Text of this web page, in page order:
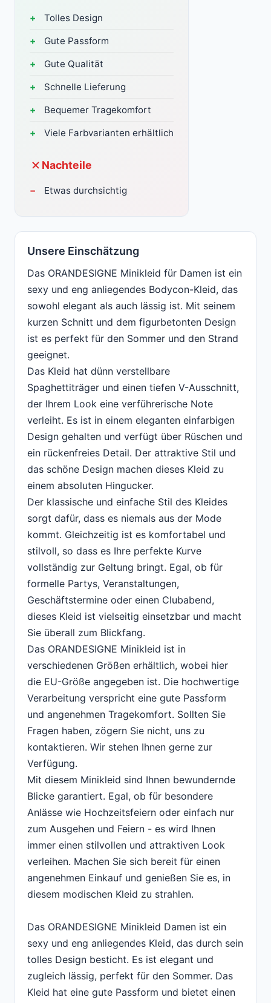
Tolles Design
Gute Passform
Gute Qualität
Schnelle Lieferung
Bequemer Tragekomfort
Viele Farbvarianten erhältlich
Nachteile
Etwas durchsichtig
Unsere Einschätzung
Das ORANDESIGNE Minikleid für Damen ist ein
sexy und eng anliegendes Bodycon-Kleid, das
sowohl elegant als auch lässig ist. Mit seinem
kurzen Schnitt und dem figurbetonten Design
ist es perfekt für den Sommer und den Strand
geeignet.
Das Kleid hat dünn verstellbare
Spaghettiträger und einen tiefen V-Ausschnitt,
der Ihrem Look eine verführerische Note
verleiht. Es ist in einem eleganten einfarbigen
Design gehalten und verfügt über Rüschen und
ein rückenfreies Detail. Der attraktive Stil und
das schöne Design machen dieses Kleid zu
einem absoluten Hingucker.
Der klassische und einfache Stil des Kleides
sorgt dafür, dass es niemals aus der Mode
kommt. Gleichzeitig ist es komfortabel und
stilvoll, so dass es Ihre perfekte Kurve
vollständig zur Geltung bringt. Egal, ob für
formelle Partys, Veranstaltungen,
Geschäftstermine oder einen Clubabend,
dieses Kleid ist vielseitig einsetzbar und macht
Sie überall zum Blickfang.
Das ORANDESIGNE Minikleid ist in
verschiedenen Größen erhältlich, wobei hier
die EU-Größe angegeben ist. Die hochwertige
Verarbeitung verspricht eine gute Passform
und angenehmen Tragekomfort. Sollten Sie
Fragen haben, zögern Sie nicht, uns zu
kontaktieren. Wir stehen Ihnen gerne zur
Verfügung.
Mit diesem Minikleid sind Ihnen bewundernde
Blicke garantiert. Egal, ob für besondere
Anlässe wie Hochzeitsfeiern oder einfach nur
zum Ausgehen und Feiern - es wird Ihnen
immer einen stilvollen und attraktiven Look
verleihen. Machen Sie sich bereit für einen
angenehmen Einkauf und genießen Sie es, in
diesem modischen Kleid zu strahlen.
Das ORANDESIGNE Minikleid Damen ist ein
sexy und eng anliegendes Kleid, das durch sein
tolles Design besticht. Es ist elegant und
zugleich lässig, perfekt für den Sommer. Das
Kleid hat eine gute Passform und bietet einen